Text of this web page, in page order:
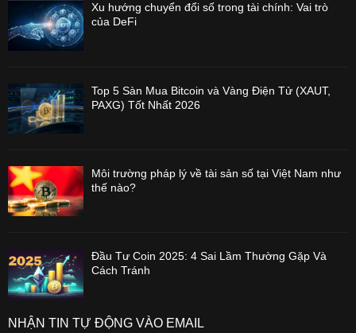
Xu hướng chuyển đổi số trong tài chính: Vai trò
của DeFi
Top 5 Sàn Mua Bitcoin và Vàng Điện Tử (XAUT,
PAXG) Tốt Nhất 2026
Môi trường pháp lý về tài sản số tại Việt Nam như
thế nào?
Đầu Tư Coin 2025: 4 Sai Lầm Thường Gặp Và
Cách Tránh
NHẬN TIN TỰ ĐỘNG VÀO EMAIL